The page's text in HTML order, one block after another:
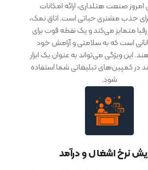
امروز صنعت هتلداری، ارائه امکانات
جذب مشتری حیاتی است. اتاق نمک،
رقبا متمایز می‌کند و یک نقطه قوت برای
است که به سلامتی و آرامش خود
این ویژگی می‌تواند به عنوان یک ابزار
در کمپین‌های تبلیغاتی شما استفاده
شود.
نرخ اشغال و درآمد